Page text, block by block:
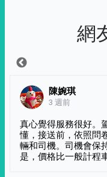
網
陳婉琪
3 週前
真心覺得服務很好。
懂，接送前，依照問
輛和司機。司機會保
是，價格比一般計程